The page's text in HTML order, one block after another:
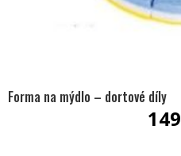
Forma na mýdlo – dortové díly
149